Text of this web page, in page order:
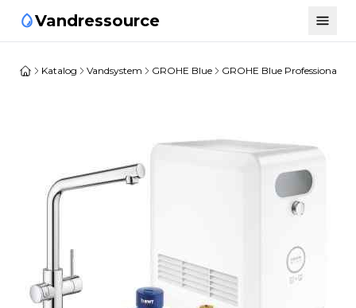
Vandressource
Katalog Vandsystem GROHE Blue GROHE Blue Professional